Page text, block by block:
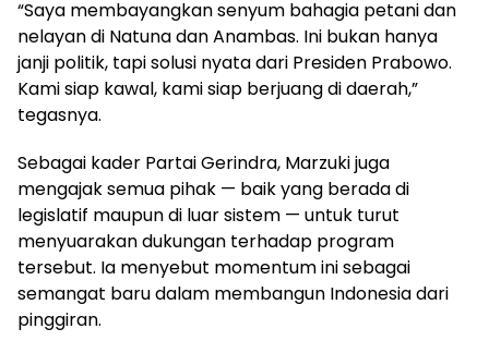
“Saya membayangkan senyum bahagia petani dan
nelayan di Natuna dan Anambas. Ini bukan hanya
janji politik, tapi solusi nyata dari Presiden Prabowo.
Kami siap kawal, kami siap berjuang di daerah,”
tegasnya.
Sebagai kader Partai Gerindra, Marzuki juga
mengajak semua pihak — baik yang berada di
legislatif maupun di luar sistem — untuk turut
menyuarakan dukungan terhadap program
tersebut. Ia menyebut momentum ini sebagai
semangat baru dalam membangun Indonesia dari
pinggiran.